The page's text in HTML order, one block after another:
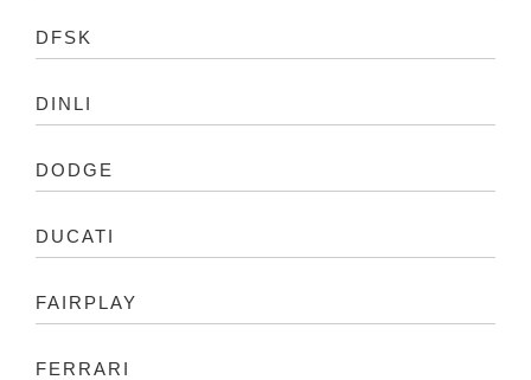
DFSK
DINLI
DODGE
DUCATI
FAIRPLAY
FERRARI